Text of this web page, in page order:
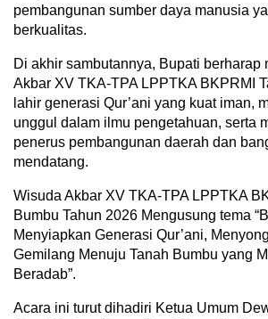
pembangunan sumber daya manusia
berkualitas.
Di akhir sambutannya, Bupati berharap
Akbar XV TKA-TPA LPPTKA BKPRMI
lahir generasi Qur’ani yang kuat iman,
unggul dalam ilmu pengetahuan, serta
penerus pembangunan daerah dan
mendatang.
Wisuda Akbar XV TKA-TPA LPPTKA
Bumbu Tahun 2026 Mengusung tema
Menyiapkan Generasi Qur’ani,
Gemilang Menuju Tanah Bumbu yang
Beradab”.
Acara ini turut dihadiri Ketua Umum